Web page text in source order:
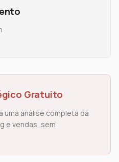
Gratuito
uma análise completa da
e vendas, sem